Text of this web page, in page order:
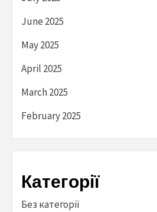
June 2025
May 2025
April 2025
March 2025
February 2025
Категорії
Без категорії